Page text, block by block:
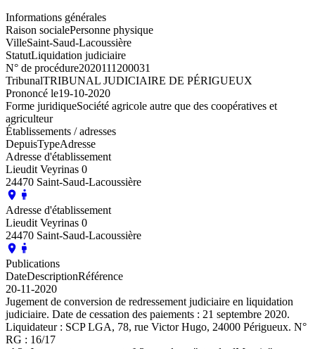
Informations générales
Raison socialePersonne physique
VilleSaint-Saud-Lacoussière
StatutLiquidation judiciaire
N° de procédure2020111200031
TribunalTRIBUNAL JUDICIAIRE DE PÉRIGUEUX
Prononcé le19-10-2020
Forme juridiqueSociété agricole autre que des coopératives et
agriculteur
Établissements / adresses
DepuisTypeAdresse
Adresse d'établissement
Lieudit Veyrinas 0
24470 Saint-Saud-Lacoussière
Adresse d'établissement
Lieudit Veyrinas 0
24470 Saint-Saud-Lacoussière
Publications
DateDescriptionRéférence
20-11-2020
Jugement de conversion de redressement judiciaire en liquidation
judiciaire. Date de cessation des paiements : 21 septembre 2020.
Liquidateur : SCP LGA, 78, rue Victor Hugo, 24000 Périgueux. N°
RG : 16/17